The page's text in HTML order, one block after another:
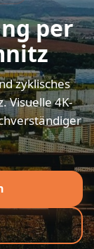
per
zyklisches
Visuelle 4K-